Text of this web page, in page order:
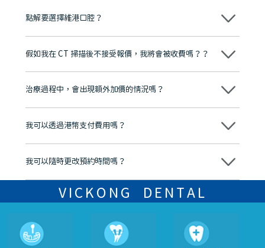
點解要選擇維港口腔？
維港口腔踐行「醫道濟世」的大學校訓，各分院匯聚來自香港、內地的
牌」、「2025香港企業領袖品牌」，是諾貝爾種植系統全球放心植牙中
至今已服務超過三十個國家和地區的顧客，受到粵港澳大灣區及周邊城
市市民極高的口碑評價及信任推薦 珠海、深圳設有八大分院，香港亦設
有咨詢及服務保障中心，有任何問題都可以隨時預約免費咨詢，讓人十
假如我在 CT 掃描後不接受報價，我將會被收費嗎？？
不會！只要未開始實際服務之前，你不會被收取任何費用。
治療過程中，會出現額外加價的情況嗎？
不會，治療前我們會詳細說明治療方案及對應的價錢，顧客同意並簽字
我可以透過港幣支付費用嗎？
可以。維港口腔會按照當日匯率轉算收取費用，而匯率會及時告知客人
我可以隨時更改預約時間嗎？
可以，請盡早通過wechat或whatsapp聯絡我們，告知我們你原本預約
的時間及資料，並且重新預約的日期及時段
VICKONG DENTAL